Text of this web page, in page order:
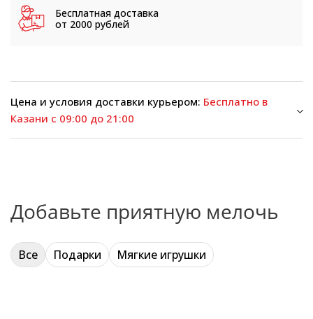
Бесплатная доставка
от 2000 рублей
Цена и условия доставки курьером: Бесплатно в
Казани с 09:00 до 21:00
Добавьте приятную мелочь
Все Подарки Мягкие игрушки